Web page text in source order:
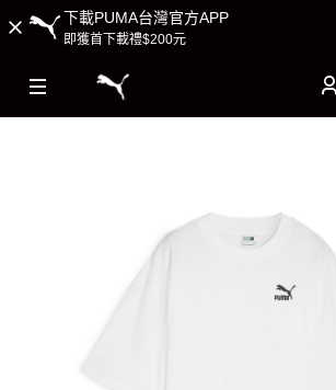
下載PUMA台灣官方APP
即獲首下載禮$200元